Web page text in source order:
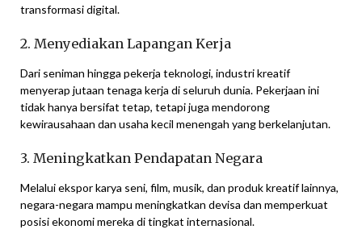
transformasi digital.
2. Menyediakan Lapangan Kerja
Dari seniman hingga pekerja teknologi, industri kreatif
menyerap jutaan tenaga kerja di seluruh dunia. Pekerjaan ini
tidak hanya bersifat tetap, tetapi juga mendorong
kewirausahaan dan usaha kecil menengah yang berkelanjutan.
3. Meningkatkan Pendapatan Negara
Melalui ekspor karya seni, film, musik, dan produk kreatif lainnya,
negara-negara mampu meningkatkan devisa dan memperkuat
posisi ekonomi mereka di tingkat internasional.